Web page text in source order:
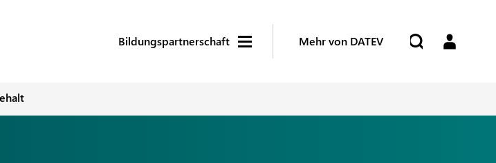
Bildungspartnerschaft Mehr von DATEV